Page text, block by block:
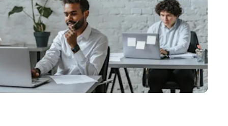
Spazio di lavoro
sicuro Zero Trust
Shield (Anti-scam)
Tutti i prodotti
e Design
contabilità
settori
Nederlands
Português
简体中文
繁體中文
日本語